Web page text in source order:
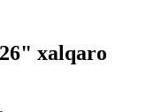
xalqaro